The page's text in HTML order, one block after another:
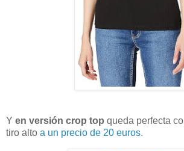
Y en versión crop top queda perfecta
tiro alto a un precio de 20 euros.